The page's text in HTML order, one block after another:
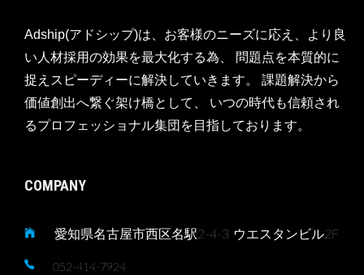
Adship(アドシップ)は、お客様のニーズに応え、より良
い人材採用の効果を最大化する為、 問題点を本質的に
捉えスピーディーに解決していきます。 課題解決から
価値創出へ繋ぐ架け橋として、 いつの時代も信頼され
るプロフェッショナル集団を目指しております。
COMPANY
愛知県名古屋市西区名駅2-4-3 ウエスタンビル2F
052-414-7924